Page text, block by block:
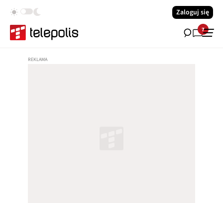
Zaloguj się
7